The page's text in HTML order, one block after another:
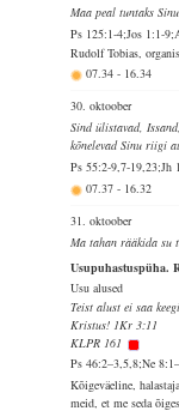
Maa peal tuntaks
Ps 125:1-4;Jos 1:1-
Rudolf Tobias,
07.34- 16.34
30. oktoober
Sind ülistavad,
kõnelevad Sinu riigi
Ps 55:2-9,7-19,23;Jh
07.37- 16.32
31. oktoober
Ma tahan rääkida su
Usupuhastuspüha.
Usu alused
Teist alust ei saa
Kristus! 1Kr 3:11
KLPR 161
Ps 46:2–3,5,8;Ne
Kõigeväeline,
meid, et me seda